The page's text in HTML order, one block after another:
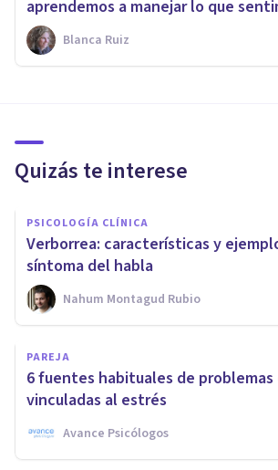
aprendemos a manejar lo que
Blanca Ruiz
Quizás te interese
PSICOLOGÍA CLÍNICA
Verborrea: características y
síntoma del habla
Nahum Montagud Rubio
PAREJA
6 fuentes habituales de problemas
vinculadas al estrés
Avance Psicólogos